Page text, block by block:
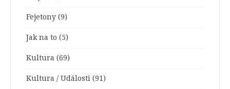
Fejetony (9)
Jak na to (5)
Kultura (69)
Kultura / Události (91)